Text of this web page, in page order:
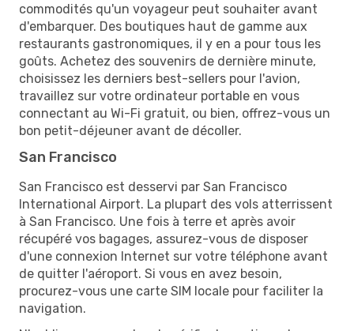
commodités qu'un voyageur peut souhaiter avant
d'embarquer. Des boutiques haut de gamme aux
restaurants gastronomiques, il y en a pour tous les
goûts. Achetez des souvenirs de dernière minute,
choisissez les derniers best-sellers pour l'avion,
travaillez sur votre ordinateur portable en vous
connectant au Wi-Fi gratuit, ou bien, offrez-vous un
bon petit-déjeuner avant de décoller.
San Francisco
San Francisco est desservi par San Francisco
International Airport. La plupart des vols atterrissent
à San Francisco. Une fois à terre et après avoir
récupéré vos bagages, assurez-vous de disposer
d'une connexion Internet sur votre téléphone avant
de quitter l'aéroport. Si vous en avez besoin,
procurez-vous une carte SIM locale pour faciliter la
navigation.